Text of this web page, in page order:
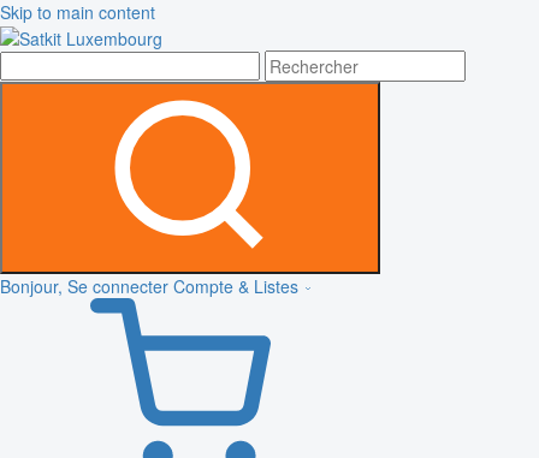
Skip to main content
Bonjour, Se connecter Compte & Listes